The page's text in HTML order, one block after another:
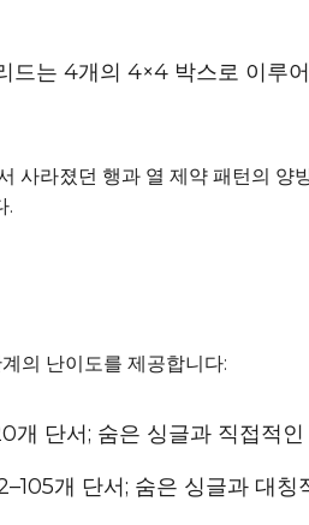
드는 4개의 4×4 박스로 이루
사라졌던 행과 열 제약 패턴의
.
의 난이도를 제공합니다:
개 단서; 숨은 싱글과 직접적
개 단서; 숨은 싱글과 대